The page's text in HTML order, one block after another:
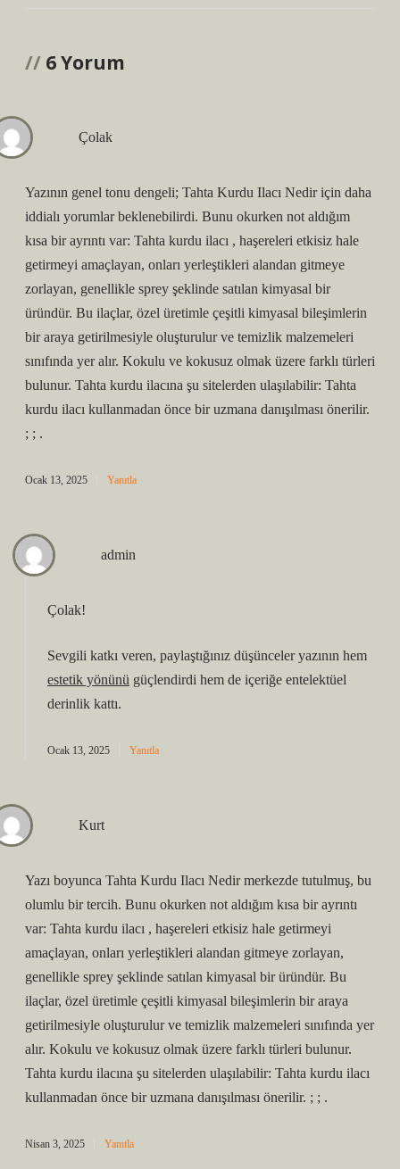
6 Yorum
Çolak
Yazının genel tonu dengeli; Tahta Kurdu Ilacı Nedir için daha
iddialı yorumlar beklenebilirdi. Bunu okurken not aldığım
kısa bir ayrıntı var: Tahta kurdu ilacı , haşereleri etkisiz hale
getirmeyi amaçlayan, onları yerleştikleri alandan gitmeye
zorlayan, genellikle sprey şeklinde satılan kimyasal bir
üründür. Bu ilaçlar, özel üretimle çeşitli kimyasal bileşimlerin
bir araya getirilmesiyle oluşturulur ve temizlik malzemeleri
sınıfında yer alır. Kokulu ve kokusuz olmak üzere farklı türleri
bulunur. Tahta kurdu ilacına şu sitelerden ulaşılabilir: Tahta
kurdu ilacı kullanmadan önce bir uzmana danışılması önerilir.
; ; .
Ocak 13, 2025 Yanıtla
admin
Çolak!
Sevgili katkı veren, paylaştığınız düşünceler yazının hem
estetik yönünü güçlendirdi hem de içeriğe entelektüel
derinlik kattı.
Ocak 13, 2025 Yanıtla
Kurt
Yazı boyunca Tahta Kurdu Ilacı Nedir merkezde tutulmuş, bu
olumlu bir tercih. Bunu okurken not aldığım kısa bir ayrıntı
var: Tahta kurdu ilacı , haşereleri etkisiz hale getirmeyi
amaçlayan, onları yerleştikleri alandan gitmeye zorlayan,
genellikle sprey şeklinde satılan kimyasal bir üründür. Bu
ilaçlar, özel üretimle çeşitli kimyasal bileşimlerin bir araya
getirilmesiyle oluşturulur ve temizlik malzemeleri sınıfında yer
alır. Kokulu ve kokusuz olmak üzere farklı türleri bulunur.
Tahta kurdu ilacına şu sitelerden ulaşılabilir: Tahta kurdu ilacı
kullanmadan önce bir uzmana danışılması önerilir. ; ; .
Nisan 3, 2025 Yanıtla